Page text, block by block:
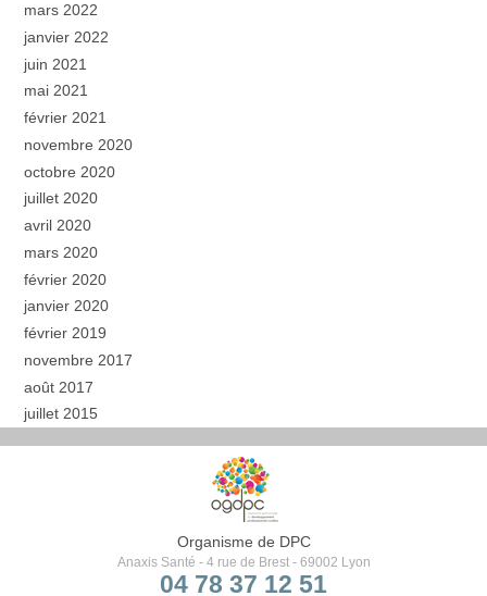
mars 2022
janvier 2022
juin 2021
mai 2021
février 2021
novembre 2020
octobre 2020
juillet 2020
avril 2020
mars 2020
février 2020
janvier 2020
février 2019
novembre 2017
août 2017
juillet 2015
Organisme de DPC
Anaxis Santé - 4 rue de Brest - 69002 Lyon
04 78 37 12 51